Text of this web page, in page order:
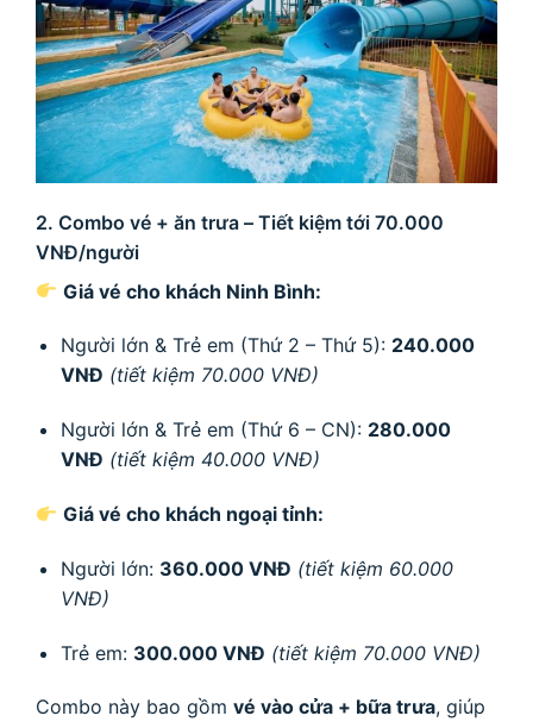
2. Combo vé + ăn trưa – Tiết kiệm tới 70.000
VNĐ/người
Giá vé cho khách Ninh Bình:
Người lớn & Trẻ em (Thứ 2 – Thứ 5): 240.000
VNĐ (tiết kiệm 70.000 VNĐ)
Người lớn & Trẻ em (Thứ 6 – CN): 280.000
VNĐ (tiết kiệm 40.000 VNĐ)
Giá vé cho khách ngoại tỉnh:
Người lớn: 360.000 VNĐ (tiết kiệm 60.000
VNĐ)
Trẻ em: 300.000 VNĐ (tiết kiệm 70.000 VNĐ)
Combo này bao gồm vé vào cửa + bữa trưa, giúp